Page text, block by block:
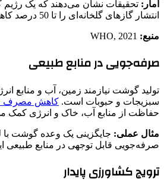
آمار: تحقیقات نشان می‌دهند که یک رژیم
انتشار گازهای گلخانه‌ای را تا 50 درصد کاهش دهد.
منبع:
صرفه‌جویی در منابع طبیعی
تولید گوشت نیازمند زمین، آب و منابع
سبزیجات و حبوبات است. کاهش مصرف
حفاظت از منابع آب، خاک و انرژی کمک
مثال عملی: جایگزینی یک وعده گوشت با
صرفه‌جویی قابل توجهی در منابع طبیعی
ترویج کشاورزی پایدار